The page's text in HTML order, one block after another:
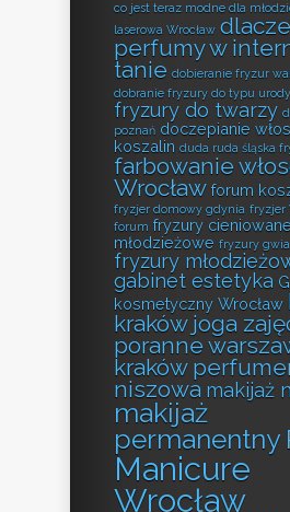
co jest teraz modne dla
laserowa Wrocław
perfumy w
tanie dobieranie fryzur
dobranie fryzury do typu urody
fryzury do twarzy
poznań doczepianie
koszalin duda ruda śląska
farbowanie
Wrocław forum
fryzjer domowy gdynia fryzjer
forum fryzury cieniowane
młodzieżowe fryzury
fryzury
gabinet estetyka
kosmetyczny Wrocław
kraków joga
poranne
kraków
niszowa makijaż
makijaż
permanentny
Manicure
Wrocław